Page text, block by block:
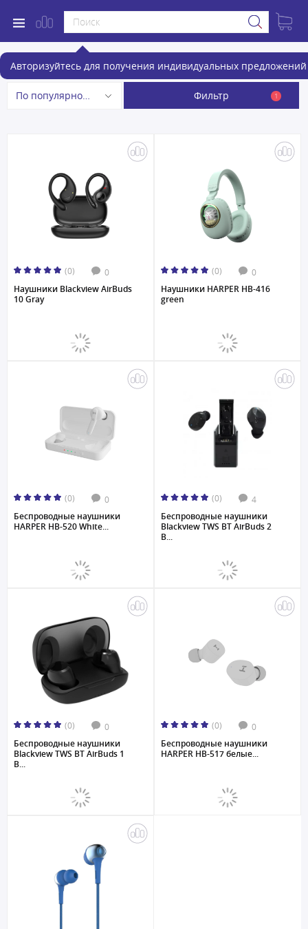
Авторизуйтесь для получения индивидуальных предложений
Беспроводные наушники
По популярности Фильтр 1
(0) 0
Наушники Blackview AirBuds
10 Gray
(0) 0
Наушники HARPER HB-416
green
(0) 0
Беспроводные наушники
HARPER HB-520 White...
(0) 4
Беспроводные наушники
Blackview TWS BT AirBuds 2
B...
(0) 0
Беспроводные наушники
Blackview TWS BT AirBuds 1
B...
(0) 0
Беспроводные наушники
HARPER HB-517 белые...